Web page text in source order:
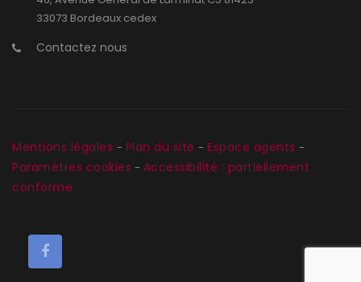
33073 Bordeaux cedex
Contactez nous
Mentions légales - Plan du site - Espace agents -
Paramètres cookies - Accessibilité : partiellement
conforme